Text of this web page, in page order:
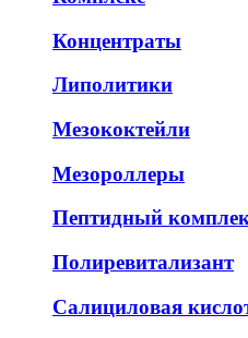
Концентраты
Липолитики
Мезококтейли
Мезороллеры
Пептидный
Полиревитализант
Салициловая